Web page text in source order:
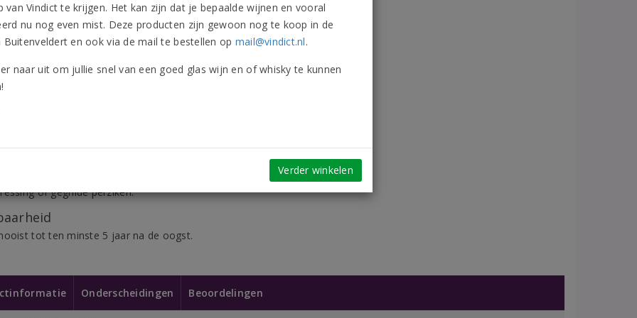
daar een vloeibaar bewijs van.
wijn met een intense geur van verse druiven,
mango en papaja. De smaak is krachtig en zoet
van honing en fijne perzikbitters.
of gegrilde perziken.
tot ten minste 5 jaar na de oogst.
Onderscheidingen Beoordelingen
van Vindict te krijgen. Het kan zijn dat je bepaalde wijnen en vooral
nu nog even mist. Deze producten zijn gewoon nog te koop in de
Buitenveldert en ook via de mail te bestellen op mail@vindict.nl.
naar uit om jullie snel van een goed glas wijn en of whisky te kunnen
Verder winkelen